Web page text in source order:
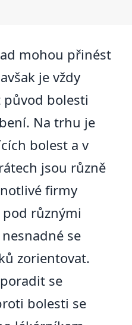
mohou přinést
je vždy
bolesti
Na trhu je
bolest a v
jsou různě
firmy
různými
se
zorientovat.
se
bolesti se